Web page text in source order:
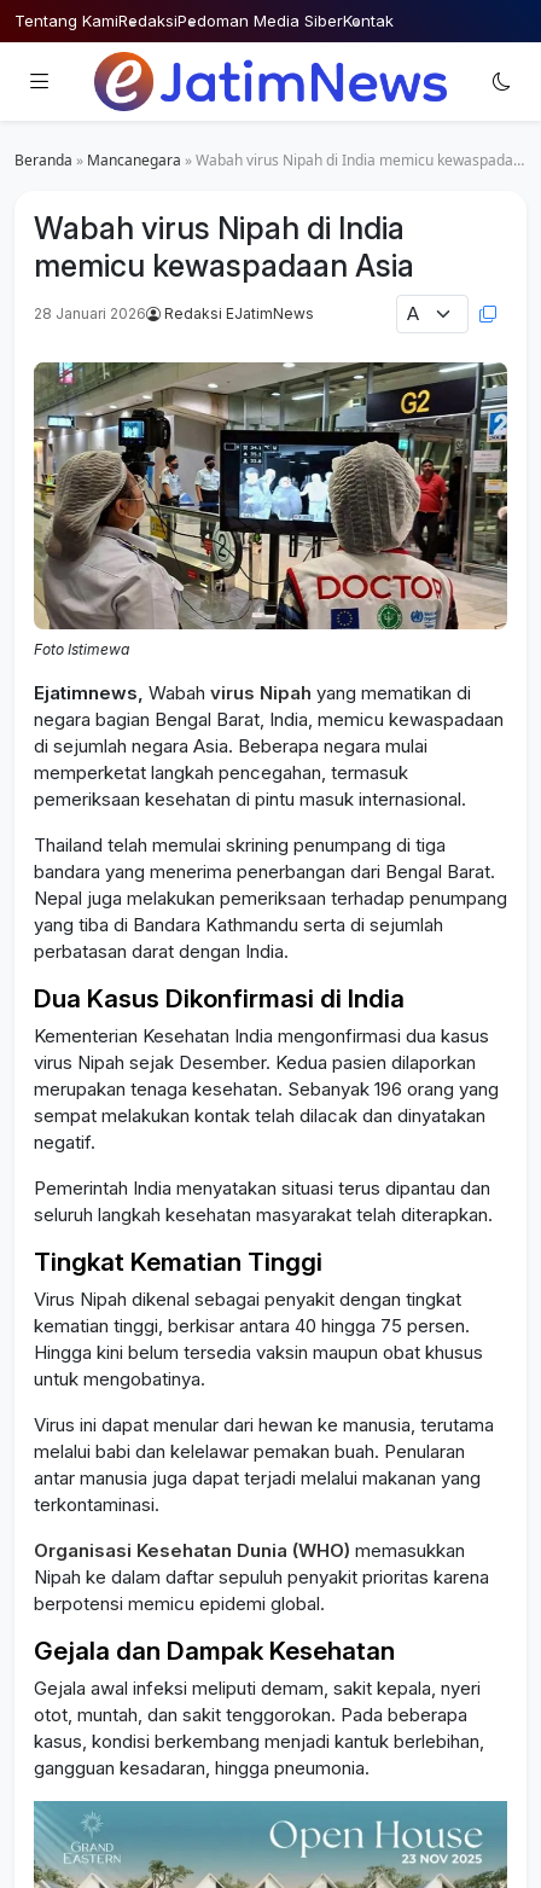
Skip
to
Tentang KamiRedaksiPedoman Media SiberKontak
Beranda » Mancanegara »Wabah virus Nipah di India memicu kewaspadaan Asia
Wabah virus Nipah di India
memicu kewaspadaan Asia
28 Januari 2026 Redaksi EJatimNews
Foto Istimewa
Ejatimnews, Wabah virus Nipah yang mematikan di
negara bagian Bengal Barat, India, memicu kewaspadaan
di sejumlah negara Asia. Beberapa negara mulai
memperketat langkah pencegahan, termasuk
pemeriksaan kesehatan di pintu masuk internasional.
Thailand telah memulai skrining penumpang di tiga
bandara yang menerima penerbangan dari Bengal Barat.
Nepal juga melakukan pemeriksaan terhadap penumpang
yang tiba di Bandara Kathmandu serta di sejumlah
perbatasan darat dengan India.
Dua Kasus Dikonfirmasi di India
Kementerian Kesehatan India mengonfirmasi dua kasus
virus Nipah sejak Desember. Kedua pasien dilaporkan
merupakan tenaga kesehatan. Sebanyak 196 orang yang
sempat melakukan kontak telah dilacak dan dinyatakan
negatif.
Pemerintah India menyatakan situasi terus dipantau dan
seluruh langkah kesehatan masyarakat telah diterapkan.
Tingkat Kematian Tinggi
Virus Nipah dikenal sebagai penyakit dengan tingkat
kematian tinggi, berkisar antara 40 hingga 75 persen.
Hingga kini belum tersedia vaksin maupun obat khusus
untuk mengobatinya.
Virus ini dapat menular dari hewan ke manusia, terutama
melalui babi dan kelelawar pemakan buah. Penularan
antar manusia juga dapat terjadi melalui makanan yang
terkontaminasi.
Organisasi Kesehatan Dunia (WHO) memasukkan
Nipah ke dalam daftar sepuluh penyakit prioritas karena
berpotensi memicu epidemi global.
Gejala dan Dampak Kesehatan
Gejala awal infeksi meliputi demam, sakit kepala, nyeri
otot, muntah, dan sakit tenggorokan. Pada beberapa
kasus, kondisi berkembang menjadi kantuk berlebihan,
gangguan kesadaran, hingga pneumonia.